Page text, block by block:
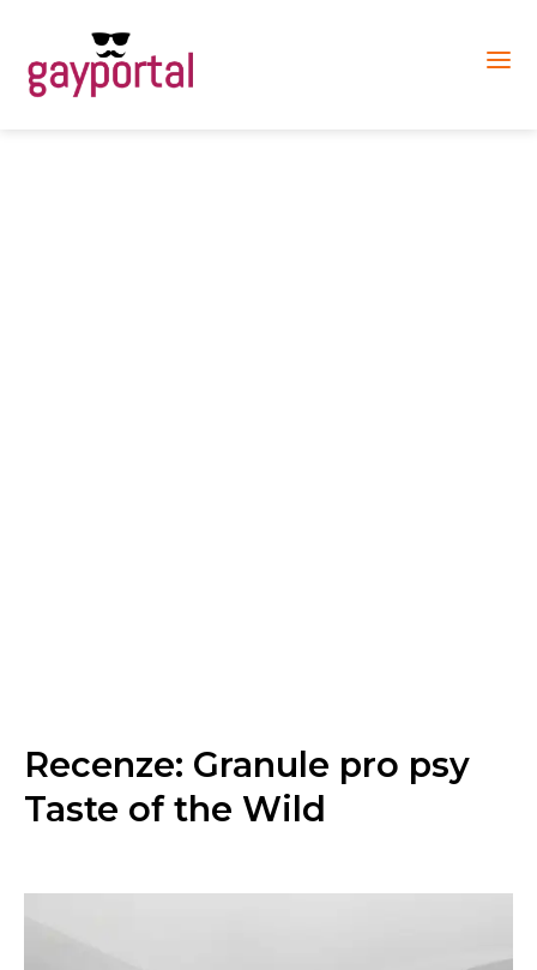
Recenze: Granule pro psy
Taste of the Wild